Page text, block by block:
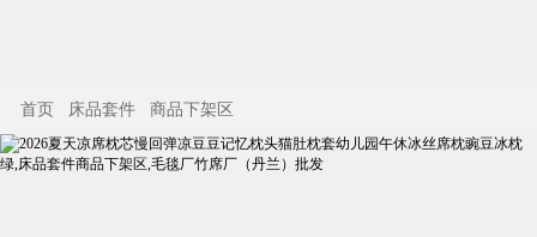
首页 床品套件 商品下架区